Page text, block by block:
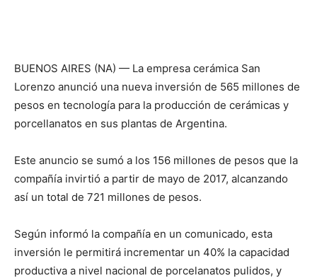
BUENOS AIRES (NA) — La empresa cerámica San
Lorenzo anunció una nueva inversión de 565 millones de
pesos en tecnología para la producción de cerámicas y
porcellanatos en sus plantas de Argentina.
Este anuncio se sumó a los 156 millones de pesos que la
compañía invirtió a partir de mayo de 2017, alcanzando
así un total de 721 millones de pesos.
Según informó la compañía en un comunicado, esta
inversión le permitirá incrementar un 40% la capacidad
productiva a nivel nacional de porcelanatos pulidos, y